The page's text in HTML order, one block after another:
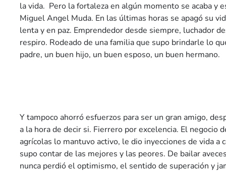
la vida. Pero la fortaleza en algún momento se acaba y
Miguel Angel Muda. En las últimas horas se apagó su
lenta y en paz. Emprendedor desde siempre, luchador
respiro. Rodeado de una familia que supo brindarle lo
padre, un buen hijo, un buen esposo, un buen hermano.
Y tampoco ahorró esfuerzos para ser un gran amigo,
a la hora de decir si. Fierrero por excelencia. El negocio
agrícolas lo mantuvo activo, le dio inyecciones de vida a
supo contar de las mejores y las peores. De bailar
nunca perdió el optimismo, el sentido de superación y